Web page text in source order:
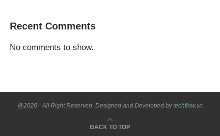
Recent Comments
No comments to show.
@2020 - All Right Reserved. Designed and Developed bytechflow.vn
BACK TO TOP